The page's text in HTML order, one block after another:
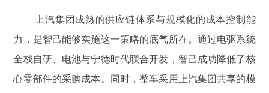
上汽集团成熟的供应链体系与规模化的成本控制能
力，是智己能够实施这一策略的底气所在。通过电驱系统
全栈自研、电池与宁德时代联合开发，智己成功降低了核
心零部件的采购成本。同时，整车采用上汽集团共享的模